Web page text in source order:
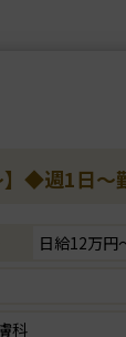
】◆週1日
日給12万円
科